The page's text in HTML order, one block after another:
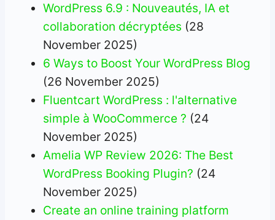
WordPress 6.9 : Nouveautés, IA et
collaboration décryptées (28
November 2025)
6 Ways to Boost Your WordPress Blog
(26 November 2025)
Fluentcart WordPress : l'alternative
simple à WooCommerce ? (24
November 2025)
Amelia WP Review 2026: The Best
WordPress Booking Plugin? (24
November 2025)
Create an online training platform